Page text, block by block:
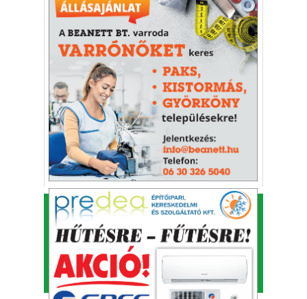
KAFI Reklám és Kommunikációs Bt.1993-2026.
Alapító - főszerkesztő: Kapfinger András
Kiadó és szerkesztőség címe: 7100 Szekszárd, Csokonai
u. 3.
Telefon: 74/414-853, 74/511-709⋅Fax: 74/414-853
E-mail:
tolnamegyeikronika@gmail.com
Adószám: 26457567-2-17⋅ Cégjegyzékszám: Cg. 17-06-
001816
© Minden jog fenntartva.